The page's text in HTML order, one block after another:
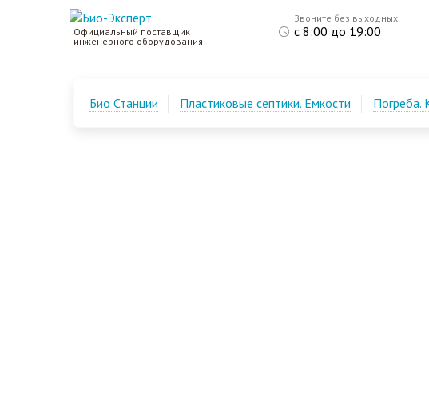
Официальный поставщик
инженерного оборудования
Звоните без выходных
с 8:00 до 19:00
Био Станции Пластиковые септики. Емкости Погреба.